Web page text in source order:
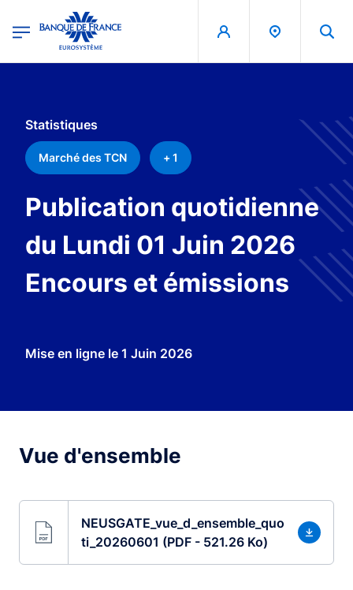
Banque de France - Menu Principal
Statistiques
Marché des TCN + 1
Publication quotidienne
du Lundi 01 Juin 2026
Encours et émissions
Mise en ligne le 1 Juin 2026
Vue d'ensemble
NEUSGATE_vue_d_ensemble_quo
ti_20260601 (PDF - 521.26 Ko)